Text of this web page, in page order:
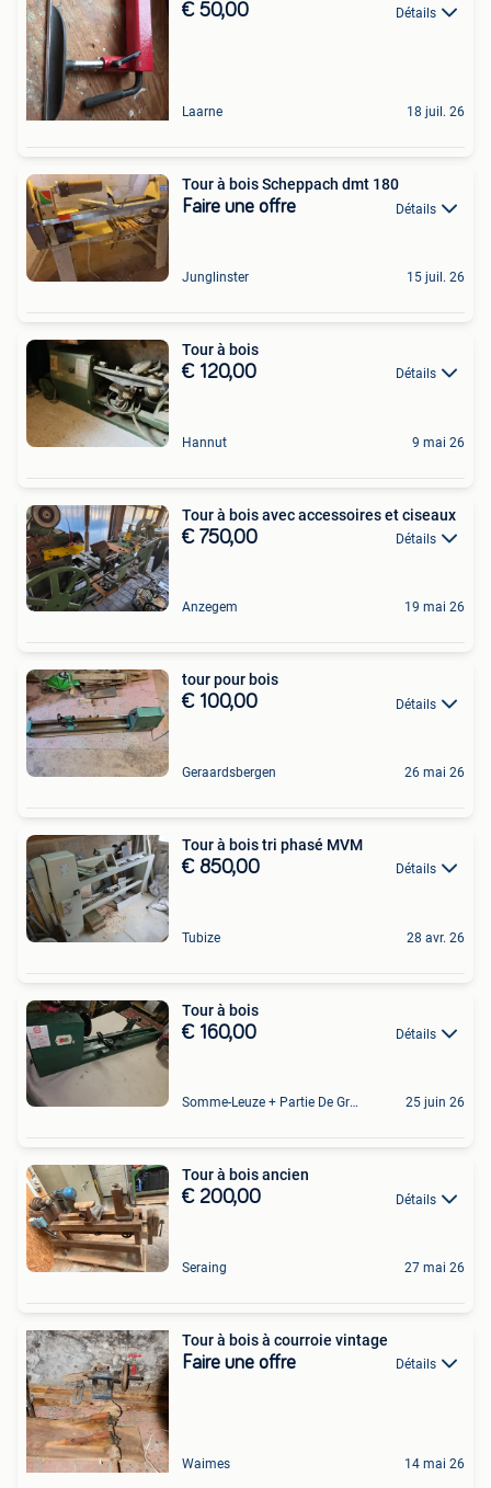
€ 50,00 Détails
Laarne 18 juil. 26
Tour à bois Scheppach dmt 180
Faire une offre Détails
Junglinster 15 juil. 26
Tour à bois
€ 120,00 Détails
Hannut 9 mai 26
Tour à bois avec accessoires et ciseaux
€ 750,00 Détails
Anzegem 19 mai 26
tour pour bois
€ 100,00 Détails
Geraardsbergen 26 mai 26
Tour à bois tri phasé MVM
€ 850,00 Détails
Tubize 28 avr. 26
Tour à bois
€ 160,00 Détails
Somme-Leuze + Partie De Grandhan Et De Maffe 25 juin 26
Tour à bois ancien
€ 200,00 Détails
Seraing 27 mai 26
Tour à bois à courroie vintage
Faire une offre Détails
Waimes 14 mai 26